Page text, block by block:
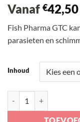
Vanaf €42,50
Fish Pharma GTC
parasieten en
Inhoud